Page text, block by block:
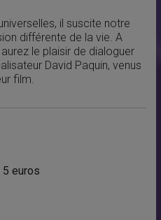
il suscite notre
différente de la vie. A
le plaisir de dialoguer
David Paquin, venus
film.
5 euros